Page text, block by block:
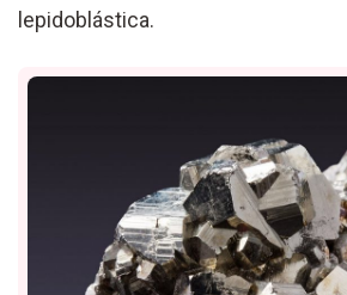
lepidoblástica.